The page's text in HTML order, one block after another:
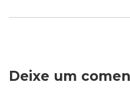
Deixe um